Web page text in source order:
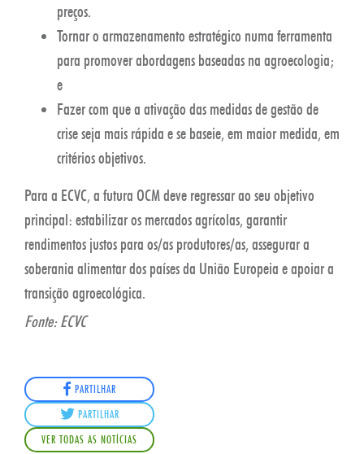
preços.
Tornar o armazenamento estratégico numa ferramenta
para promover abordagens baseadas na agroecologia;
e
Fazer com que a ativação das medidas de gestão de
crise seja mais rápida e se baseie, em maior medida, em
critérios objetivos.
Para a ECVC, a futura OCM deve regressar ao seu objetivo
principal: estabilizar os mercados agrícolas, garantir
rendimentos justos para os/as produtores/as, assegurar a
soberania alimentar dos países da União Europeia e apoiar a
transição agroecológica.
Fonte: ECVC
PARTILHAR
PARTILHAR
VER TODAS AS NOTÍCIAS